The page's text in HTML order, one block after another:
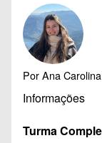
PorAna
Informações
Turma